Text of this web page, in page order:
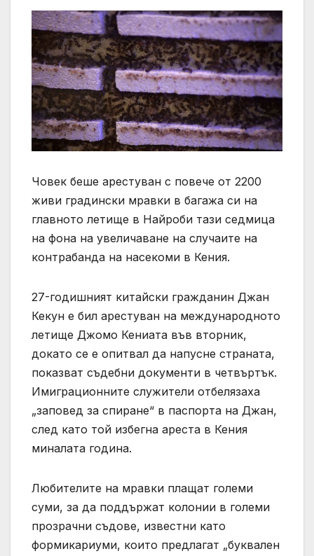
Човек беше арестуван с повече от 2200
живи градински мравки в багажа си на
главното летище в Найроби тази седмица
на фона на увеличаване на случаите на
контрабанда на насекоми в Кения.
27-годишният китайски гражданин Джан
Кекун е бил арестуван на международното
летище Джомо Кениата във вторник,
докато се е опитвал да напусне страната,
показват съдебни документи в четвъртък.
Имиграционните служители отбелязаха
„заповед за спиране“ в паспорта на Джан,
след като той избегна ареста в Кения
миналата година.
Любителите на мравки плащат големи
суми, за да поддържат колонии в големи
прозрачни съдове, известни като
формикариуми, които предлагат „буквален